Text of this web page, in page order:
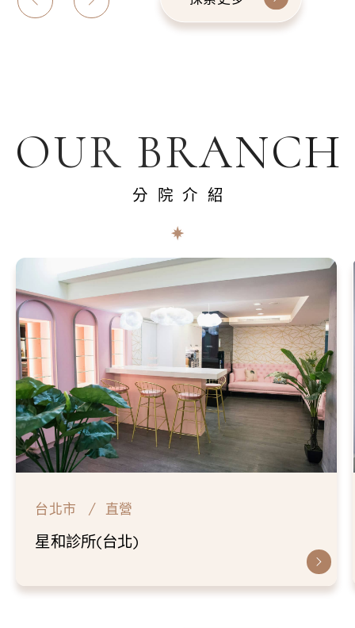
OUR BRANCH
分院介紹
台北市 直營
星和診所(台北)